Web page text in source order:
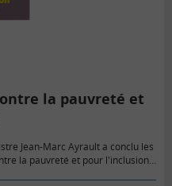
la pauvreté et
Jean-Marc Ayrault a conclu les
la pauvreté et pour l'inclusion